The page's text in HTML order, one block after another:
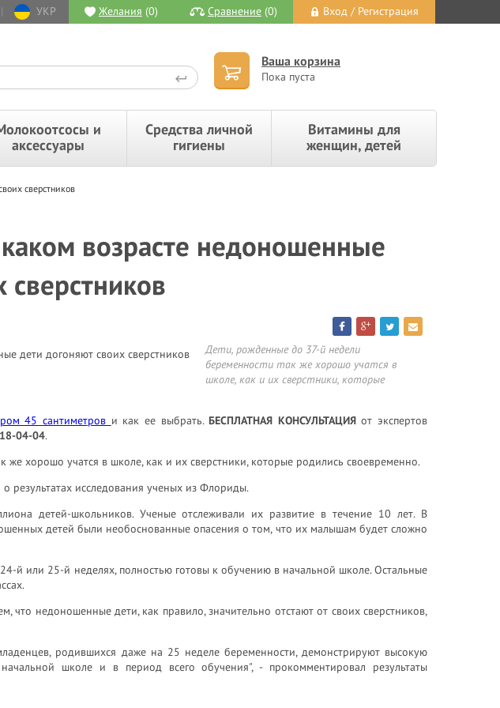
| УКР Желания (0) Сравнение (0) Вход / Регистрация
Ваша корзина
Пока пуста
и
аксессуары
Средства личной
гигиены
Витамины для
женщин, детей
сверстников
возрасте недоношенные
Дети, рожденные до 37-й недели
беременности так же хорошо учатся в
школе, как и их сверстники, которые
45 сантиметров и как ее выбрать.БЕСПЛАТНАЯ КОНСУЛЬТАЦИЯот экспертов
04-04.
хорошо учатся в школе, как и их сверстники, которые родились своевременно.
результатах исследования ученых из Флориды.
детей-школьников. Ученые отслеживали их развитие в течение 10 лет. В
детей были необоснованные опасения о том, что их малышам будет сложно
й или 25-й неделях, полностью готовы к обучению в начальной школе. Остальные
что недоношенные дети, как правило, значительно отстают от своих сверстников,
родившихся даже на 25 неделе беременности, демонстрируют высокую
школе и в период всего обучения", - прокомментировал результаты